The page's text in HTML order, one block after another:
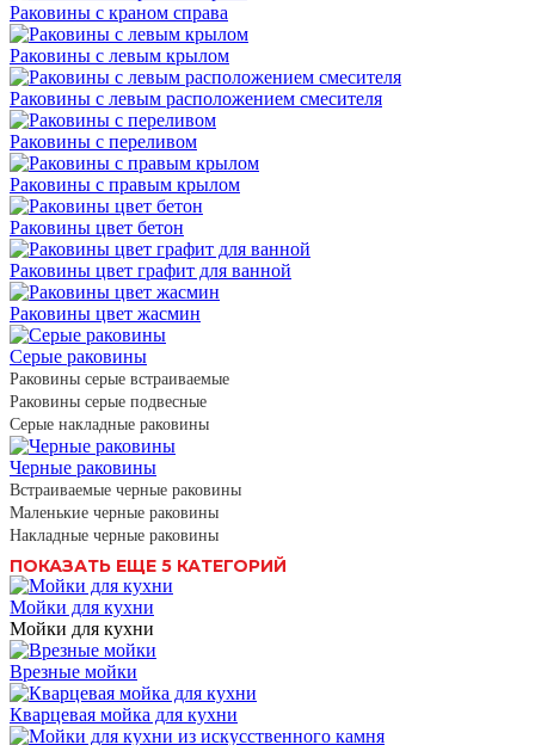
Раковины с краном справа
Раковины с левым крылом
Раковины с левым расположением смесителя
Раковины с переливом
Раковины с правым крылом
Раковины цвет бетон
Раковины цвет графит для ванной
Раковины цвет жасмин
Серые раковины
Раковины серые встраиваемые
Раковины серые подвесные
Серые накладные раковины
Черные раковины
Встраиваемые черные раковины
Маленькие черные раковины
Накладные черные раковины
ПОКАЗАТЬ ЕЩЕ 5 КАТЕГОРИЙ
Мойки для кухни
Мойки для кухни
Врезные мойки
Кварцевая мойка для кухни